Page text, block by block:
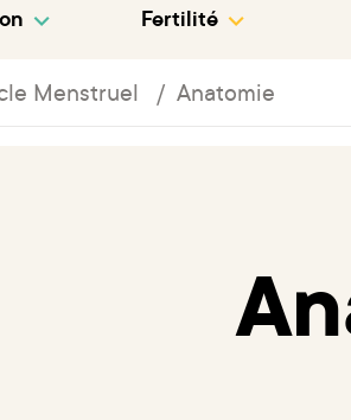
Fertilité
Menstruel Anatomie